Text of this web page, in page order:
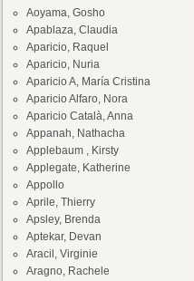
Aoyama, Gosho
Apablaza, Claudia
Aparicio, Raquel
Aparicio, Nuria
Aparicio A, María Cristina
Aparicio Alfaro, Nora
Aparicio Català, Anna
Appanah, Nathacha
Applebaum , Kirsty
Applegate, Katherine
Appollo
Aprile, Thierry
Apsley, Brenda
Aptekar, Devan
Aracil, Virginie
Aragno, Rachele